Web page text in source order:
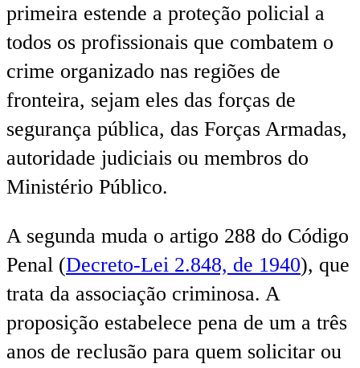
primeira estende a proteção policial a
todos os profissionais que combatem o
crime organizado nas regiões de
fronteira, sejam eles das forças de
segurança pública, das Forças Armadas,
autoridade judiciais ou membros do
Ministério Público.
A segunda muda o artigo 288 do Código
Penal (Decreto-Lei 2.848, de 1940), que
trata da associação criminosa. A
proposição estabelece pena de um a três
anos de reclusão para quem solicitar ou